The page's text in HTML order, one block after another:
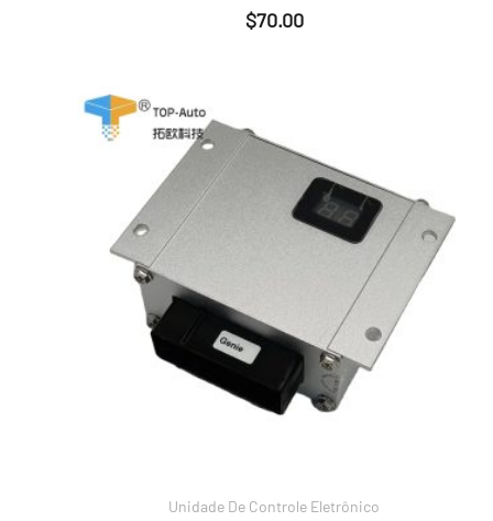
$70.00
Unidade De Controle Eletrônico